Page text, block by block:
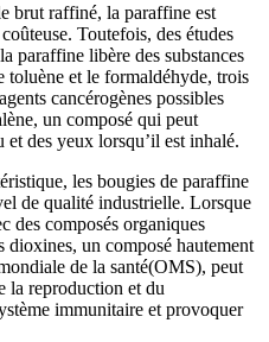
brut raffiné, la paraffine est
Toutefois, des études
paraffine libère des substances
toluène et le formaldéhyde, trois
cancérogènes possibles
un composé qui peut
des yeux lorsqu’il est inhalé.
les bougies de paraffine
de qualité industrielle. Lorsque
des composés organiques
un composé hautement
de la santé(OMS), peut
la reproduction et du
immunitaire et provoquer